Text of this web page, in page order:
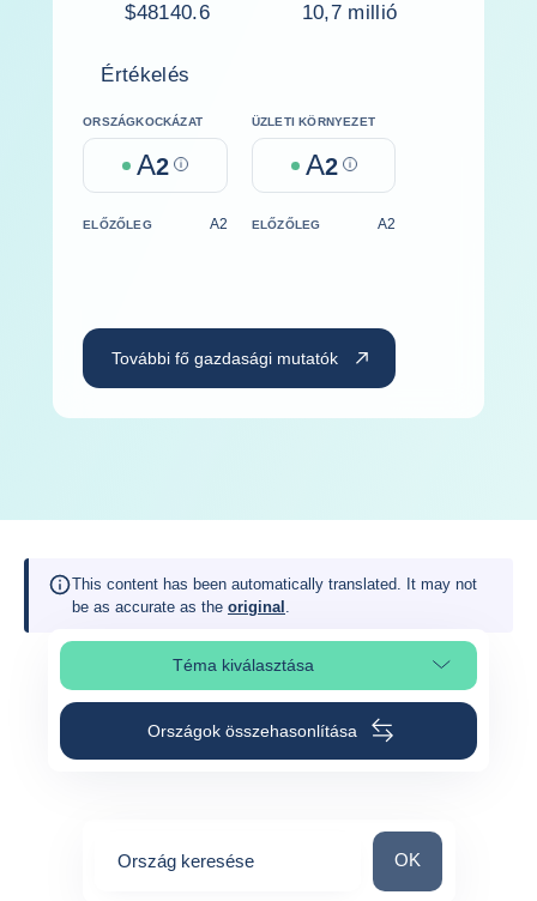
$48140.6 10,7 millió
Értékelés
ORSZÁGKOCKÁZAT
A2 Help
ÜZLETI KÖRNYEZET
A2 Help
ELŐZŐLEG A2 ELŐZŐLEG A2
További fő gazdasági mutatók
This content has been automatically translated. It may not
be as accurate as the original .
Téma kiválasztásaOldalszakasz kiválasztása
Országok összehasonlítása
Ország keresése Ország keresése
OK